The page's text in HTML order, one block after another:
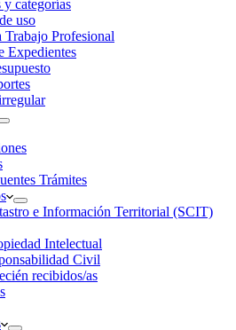
categorías
uso
Trabajo Profesional
Expedientes
Trámites
e Información Territorial (SCIT)
Intelectual
Civil
recibidos/as